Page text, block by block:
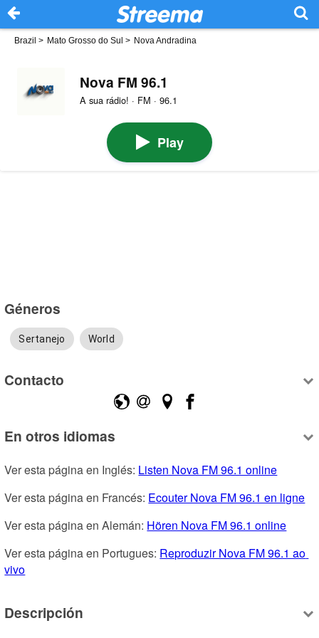
Brazil > Mato Grosso do Sul > Nova Andradina
Nova FM 96.1
A sua rádio! · FM · 96.1
Play
Géneros
Sertanejo World
Contacto
En otros idiomas
Ver esta página en Inglés: Listen Nova FM 96.1 online
Ver esta página en Francés: Ecouter Nova FM 96.1 en ligne
Ver esta página en Alemán: Hören Nova FM 96.1 online
Ver esta página en Portugues: Reproduzir Nova FM 96.1 ao
vivo
Descripción